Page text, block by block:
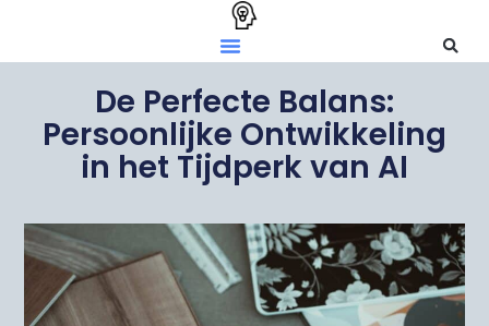
De Perfecte Balans:
Persoonlijke Ontwikkeling
in het Tijdperk van AI